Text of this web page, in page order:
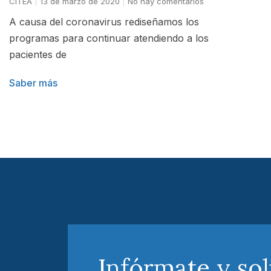
A causa del coronavirus rediseñamos los
programas para continuar atendiendo a los
pacientes de
Saber más